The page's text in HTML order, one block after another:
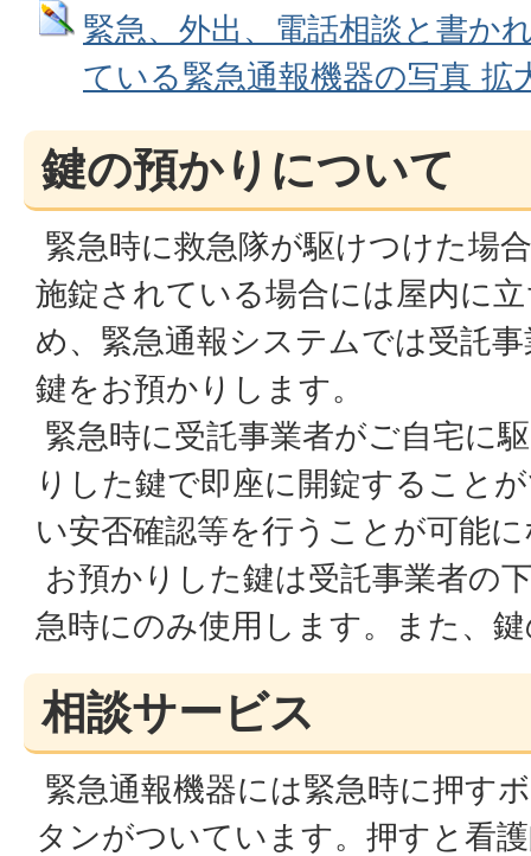
緊急、外出、電話相談と書か
ている緊急通報機器の写真 拡
鍵の預かりについて
緊急時に救急隊が駆けつけた場
施錠されている場合には屋内に
め、緊急通報システムでは受託
鍵をお預かりします。
緊急時に受託事業者がご自宅に
りした鍵で即座に開錠すること
い安否確認等を行うことが可能
お預かりした鍵は受託事業者の
急時にのみ使用します。また、
相談サービス
緊急通報機器には緊急時に押す
タンがついています。押すと看